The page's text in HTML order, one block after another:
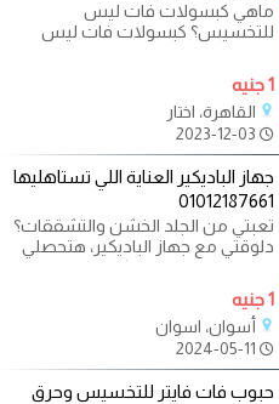
ماهي كبسولات فات ليس
للتخسيس؟ كبسولات فات ليس
من أقوى المنتجات في
1 جنيه
القاهرة، اختار
جهاز الباديكير العناية اللي تستاهليها
01012187661
تعبتي من الجلد الخشن والتشققات؟
دلوقتي مع جهاز الباديكير، هتحصلي
على نعومة ونظافة كاملة لإيدك
1 جنيه
أسوان، اسوان
حبوب فات فايتر للتخسيس وحرق